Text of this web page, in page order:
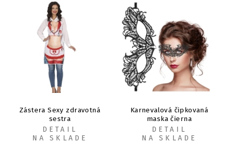
Zástera Sexy zdravotná
sestra
DETAIL
NA SKLADE
Karnevalová čipkovaná
maska čierna
DETAIL
NA SKLADE